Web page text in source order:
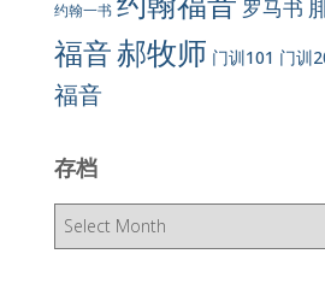
约翰一书 罗马书
福音郝牧师 门训101 门训
福音
存档
存